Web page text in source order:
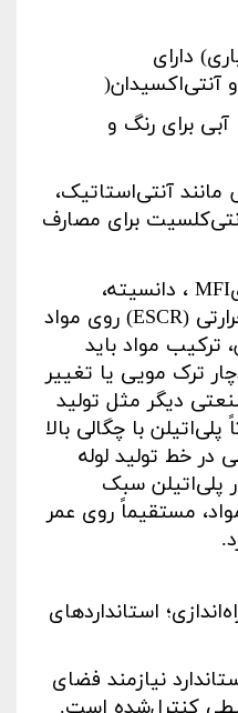
( دارای
و آنتی‌اکسیدان)
برای رنگ و
آنتی‌استاتیک،
برای مصارف
MFI ، دانسیته،
(ESCR) روی مواد
ترکیب مواد باید
ترک مویی یا تغییر
دیگر مثل تولید
پلی‌اتیلن با چگالی بالا
در خط تولید لوله
پلی‌اتیلن سبک
مستقیماً روی عمر
.
استانداردهای
نیازمند فضای